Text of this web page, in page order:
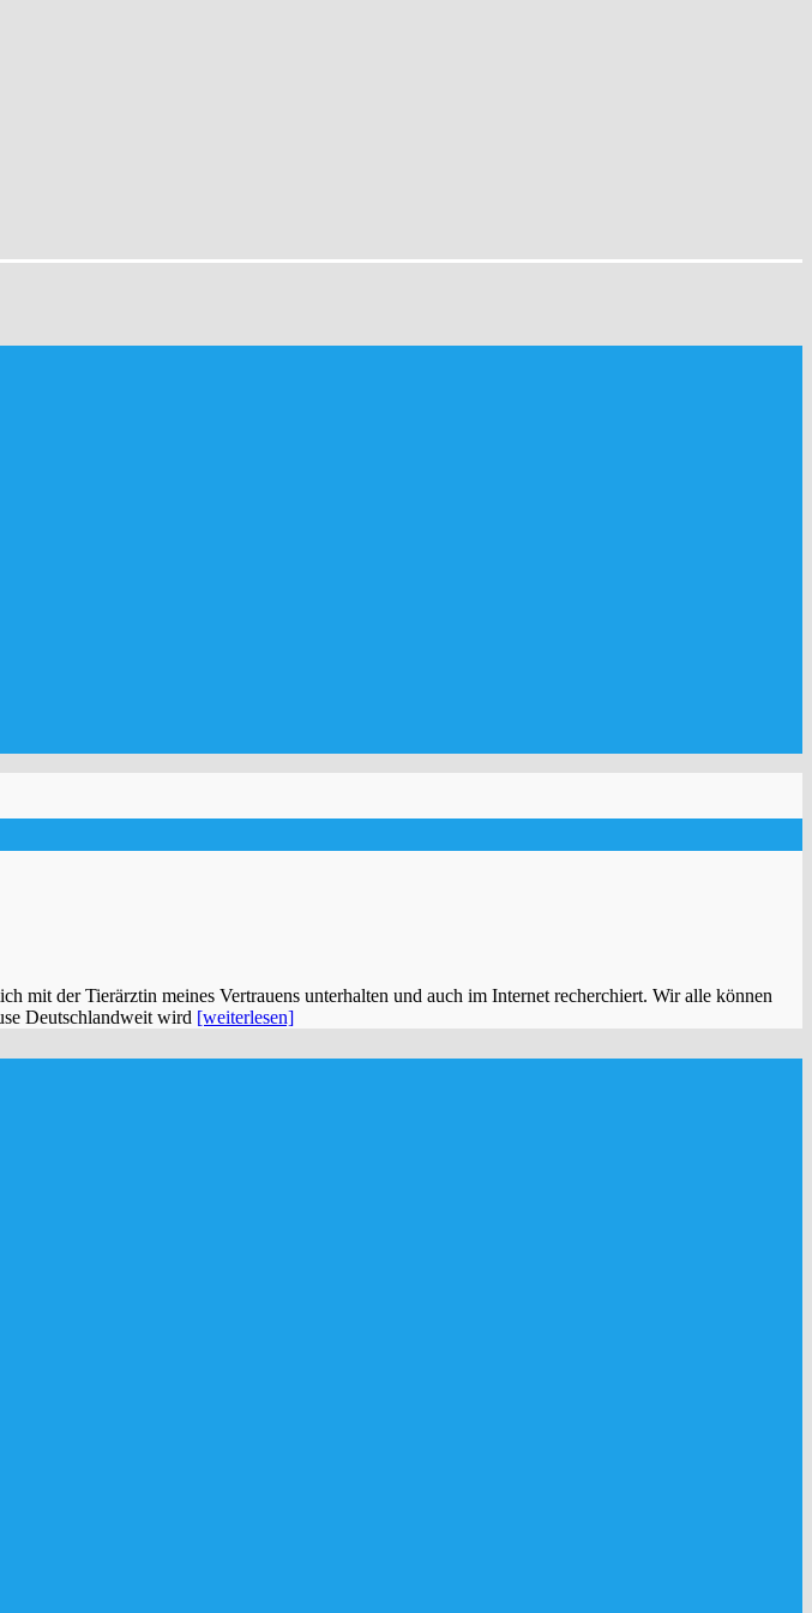
mit der Tierärztin meines Vertrauens unterhalten und auch im Internet recherchiert. Wir alle können
Deutschlandweit wird [weiterlesen]